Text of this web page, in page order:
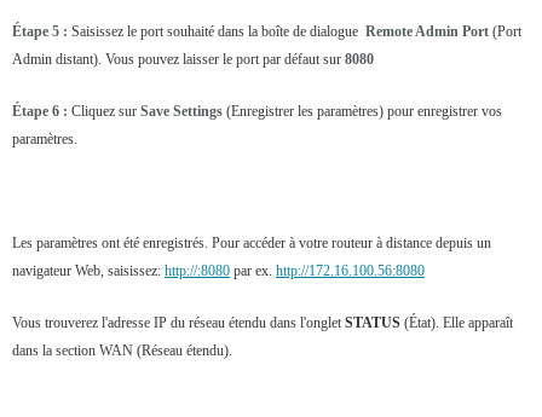
Étape 5 : Saisissez le port souhaité dans la boîte de dialogue Remote Admin Port (Port
Admin distant). Vous pouvez laisser le port par défaut sur 8080
Étape 6 : Cliquez sur Save Settings (Enregistrer les paramètres) pour enregistrer vos
paramètres.
Les paramètres ont été enregistrés. Pour accéder à votre routeur à distance depuis un
navigateur Web, saisissez: http://:8080 par ex. http://172.16.100.56:8080
Vous trouverez l'adresse IP du réseau étendu dans l'onglet STATUS (État). Elle apparaît
dans la section WAN (Réseau étendu).